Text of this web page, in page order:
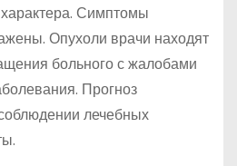
Симптомы
Опухоли врачи находят
больного с жалобами
Прогноз
лечебных